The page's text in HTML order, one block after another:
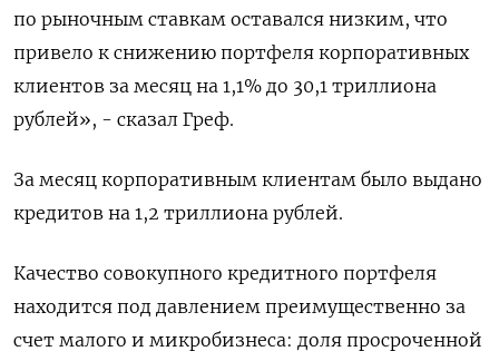
по рыночным ставкам оставался низким, что
⁠привело к снижению портфеля корпоративных
клиентов за месяц на ‍1,1% до 30,1 триллиона
рублей», - сказал Греф.
За месяц корпоративным клиентам было выдано
кредитов ‌на 1,2 триллиона рублей.
Качество совокупного кредитного портфеля
находится под давлением преимущественно за
счет малого и микробизнеса: доля просроченной